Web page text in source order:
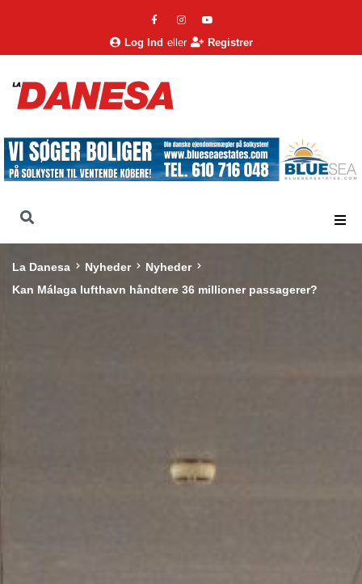
Log Ind eller Registrer
La Danesa Nyheder
Nyheder
Kan Málaga lufthavn håndtere 36 millioner passagerer?